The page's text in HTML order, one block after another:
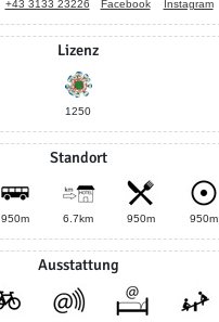
+43 3133 23226 Facebook Instagram
Lizenz
1250
Standort
950m 6.7km 950m 950m
Ausstattung